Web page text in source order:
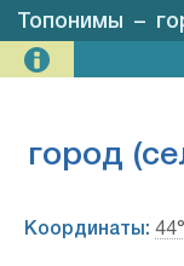
Топонимы –
город
Координаты: